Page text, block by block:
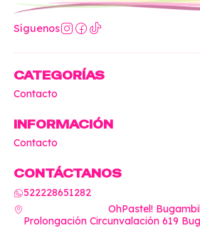
Síguenos
CATEGORÍAS
Contacto
INFORMACIÓN
Contacto
CONTÁCTANOS
522228651282
OhPastel!
Prolongación Circunvalación 619